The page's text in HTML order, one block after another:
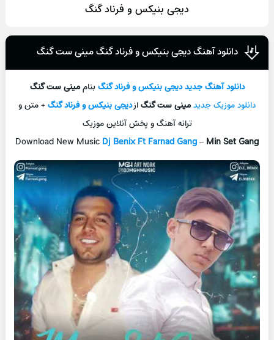
دیجی بنیکس و فرناد گنگ
دانلود آهنگ دیجی بنیکس و فرناد گنگ مینی ست گنگ
دانلود آهنگ جديددیجی بنیکس و فرناد گنگبناممینی ست گنگ
دانلود موزیک جديدمینی ست گنگازدیجی بنیکس و فرناد گنگ+ متن و
ترانه آهنگ و پخش آنلاين موزيک
Download New Music Dj Benix Ft Farnad Gang– Min Set Gang